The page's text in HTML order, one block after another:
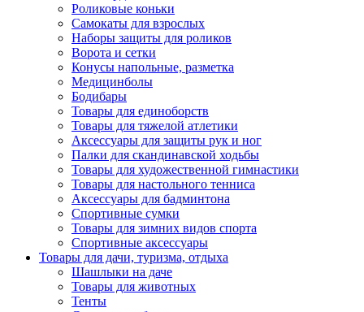
Роликовые коньки
Самокаты для взрослых
Наборы защиты для роликов
Ворота и сетки
Конусы напольные, разметка
Медицинболы
Бодибары
Товары для единоборств
Товары для тяжелой атлетики
Аксессуары для защиты рук и ног
Палки для скандинавской ходьбы
Товары для художественной гимнастики
Товары для настольного тенниса
Аксессуары для бадминтона
Спортивные сумки
Товары для зимних видов спорта
Спортивные аксессуары
Товары для дачи, туризма, отдыха
Шашлыки на даче
Товары для животных
Тенты